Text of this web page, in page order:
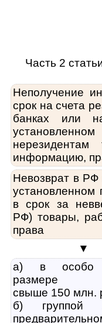
Часть 2
Неполучение
срок на счета
банках или
информацию,
Невозврат в РФ
установленном
в срок за
РФ) товары,
права
▼
а) в особо
размере
свыше 150 млн.
б) группой